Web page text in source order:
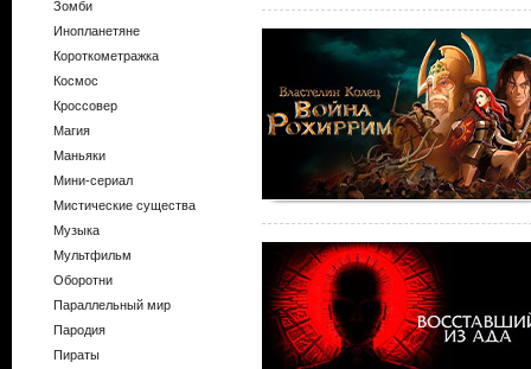
Зомби
Инопланетяне
Короткометражка
Космос
Кроссовер
Магия
Маньяки
Мини-сериал
Мистические существа
Музыка
Мультфильм
Оборотни
Параллельный мир
Пародия
Пираты